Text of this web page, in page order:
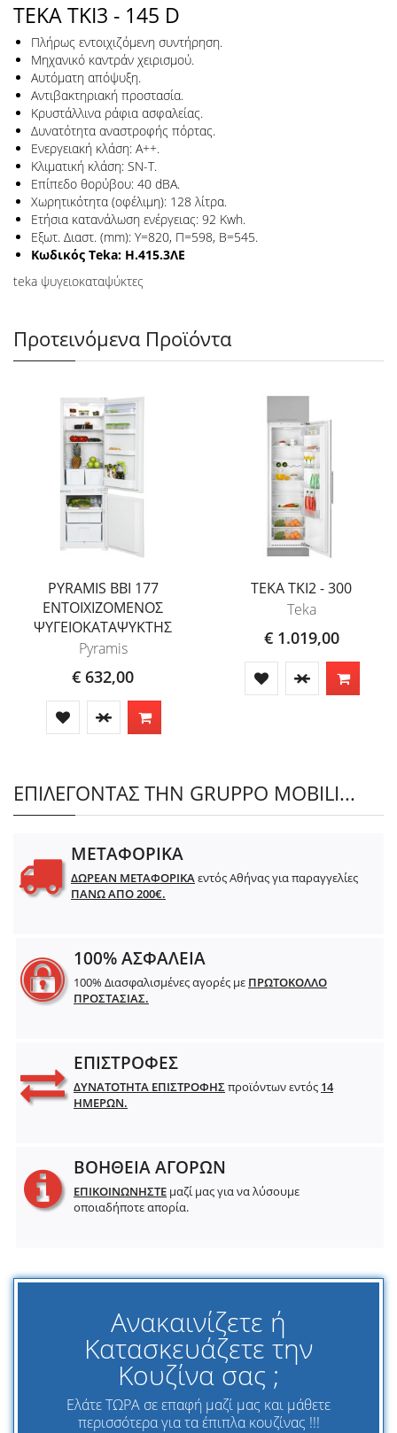
TEKA TKI3 - 145 D
Πλήρως εντοιχιζόμενη συντήρηση.
Μηχανικό καντράν χειρισμού.
Αυτόματη απόψυξη.
Αντιβακτηριακή προστασία.
Κρυστάλλινα ράφια ασφαλείας.
Δυνατότητα αναστροφής πόρτας.
Ενεργειακή κλάση: Α++.
Κλιματική κλάση: SN-T.
Επίπεδο θορύβου: 40 dBA.
Χωρητικότητα (οφέλιμη): 128 λίτρα.
Ετήσια κατανάλωση ενέργειας: 92 Kwh.
Εξωτ. Διαστ. (mm): Υ=820, Π=598, Β=545.
Κωδικός Teka: H.415.3ΛΕ
teka ψυγειοκαταψύκτες
Προτεινόμενα Προϊόντα
PYRAMIS BBI 177
ΕΝΤΟΙΧΙΖΟΜΕΝΟΣ
ΨΥΓΕΙΟΚΑΤΑΨΥΚΤΗΣ
Pyramis
€ 632,00
TEKA TKI2 - 300
Teka
€ 1.019,00
ΕΠΙΛΕΓΟΝΤΑΣ ΤΗΝ GRUPPO MOBILI...
ΜΕΤΑΦΟΡΙΚΑ
ΔΩΡΕΑΝ ΜΕΤΑΦΟΡΙΚΑεντός Αθήνας για παραγγελίες
ΠΑΝΩ ΑΠΟ 200€.
100% ΑΣΦΑΛΕΙΑ
100% Διασφαλισμένες αγορές με ΠΡΩΤΟΚΟΛΛΟ
ΠΡΟΣΤΑΣΙΑΣ.
ΕΠΙΣΤΡΟΦΕΣ
ΔΥΝΑΤΟΤΗΤΑ ΕΠΙΣΤΡΟΦΗΣπροϊόντων εντός 14
ΗΜΕΡΩΝ.
ΒΟΗΘΕΙΑ ΑΓΟΡΩΝ
ΕΠΙΚΟΙΝΩΝΗΣΤΕ μαζί μας για να λύσουμε
οποιαδήποτε απορία.
Ανακαινίζετε ή
Κατασκευάζετε την
Κουζίνα σας ;
Ελάτε ΤΩΡΑ σε επαφή μαζί μας και μάθετε
περισσότερα για τα έπιπλα κουζίνας !!!